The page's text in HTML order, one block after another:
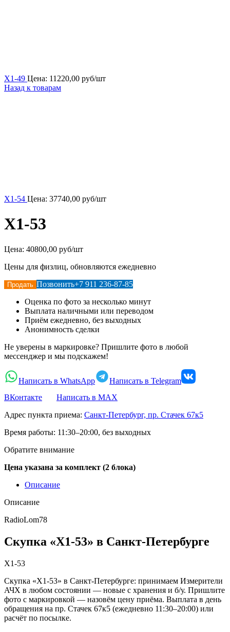
Х1-49 Цена: 11220,00 руб/шт
Назад к товарам
Х1-54 Цена: 37740,00 руб/шт
Х1-53
Цена: 40800,00 руб/шт
Цены для физлиц, обновляются ежедневно
Продать Позвонить+7 911 236-87-85
Оценка по фото за несколько минут
Выплата наличными или переводом
Приём ежедневно, без выходных
Анонимность сделки
Не уверены в маркировке? Пришлите фото в любой
мессенджер и мы подскажем!
Написать в WhatsApp
Написать в Telegram
ВКонтакте
Написать в MAX
Адрес пункта приема: Санкт-Петербург, пр. Стачек 67к5
Время работы: 11:30–20:00, без выходных
Обратите внимание
Цена указана за комплект (2 блока)
Описание
Описание
RadioLom78
Скупка «Х1-53» в Санкт-Петербурге
Х1-53
Скупка «Х1-53» в Санкт-Петербурге: принимаем Измерители
АЧХ в любом состоянии — новые с хранения и б/у. Пришлите
фото с маркировкой — назовём цену приёма. Выплата в день
обращения на пр. Стачек 67к5 (ежедневно 11:30–20:00) или
расчёт по посылке.